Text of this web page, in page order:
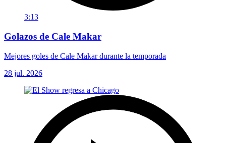
3:13
Golazos de Cale Makar
Mejores goles de Cale Makar durante la temporada
28 jul. 2026